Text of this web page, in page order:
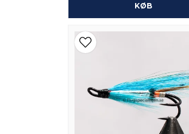
KØB